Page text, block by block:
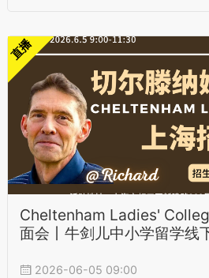
直播
Cheltenham Ladies'
面会丨牛剑儿中小学留学线
2026-06-05 09:00